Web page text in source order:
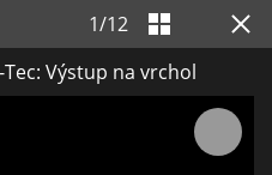
1/12
Výstup na vrchol